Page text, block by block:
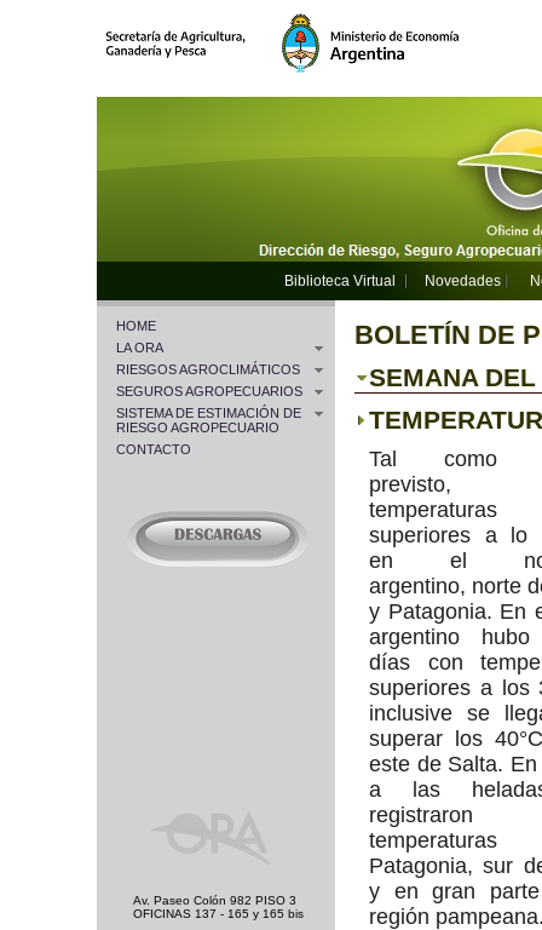
Biblioteca Virtual Novedades
HOME
LA ORA
RIESGOS AGROCLIMÁTICOS
SEGUROS AGROPECUARIOS
SISTEMA DE ESTIMACIÓN DE
RIESGO AGROPECUARIO
CONTACTO
BOLETÍN DE
SEMANA
Tal como
temperaturas
superiores a lo
en el
argentino, norte
y Patagonia. En
argentino hubo
días con
superiores a los
inclusive se
superar los
este de Salta. En
a las
registraron
Patagonia, sur
y en gran
región
Av. Paseo Colón 982 PISO 3
OFICINAS 137 - 165 y 165 bis